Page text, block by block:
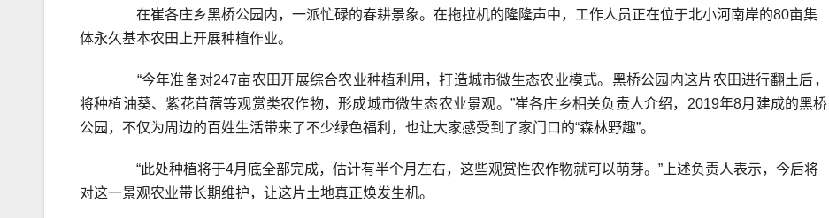
在崔各庄乡黑桥公园内，一派忙碌的春耕景象。在拖拉机的隆隆声中，工作人员正在位于北小河南岸的80亩集
体永久基本农田上开展种植作业。
“今年准备对247亩农田开展综合农业种植利用，打造城市微生态农业模式。黑桥公园内这片农田进行翻土后，
将种植油葵、紫花苜蓿等观赏类农作物，形成城市微生态农业景观。”崔各庄乡相关负责人介绍，2019年8月建成的黑桥
公园，不仅为周边的百姓生活带来了不少绿色福利，也让大家感受到了家门口的“森林野趣”。
“此处种植将于4月底全部完成，估计有半个月左右，这些观赏性农作物就可以萌芽。”上述负责人表示，今后将
对这一景观农业带长期维护，让这片土地真正焕发生机。